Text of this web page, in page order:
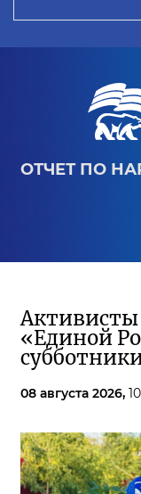
ОТЧЕТ ПО
«Единой
08 августа 2026,